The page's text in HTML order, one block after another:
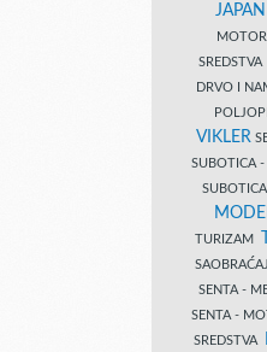
SREDSTVA
DRVO I
VIKLER
SUBOTICA
TURIZAM
SENTA -
SENTA -
SREDSTVA